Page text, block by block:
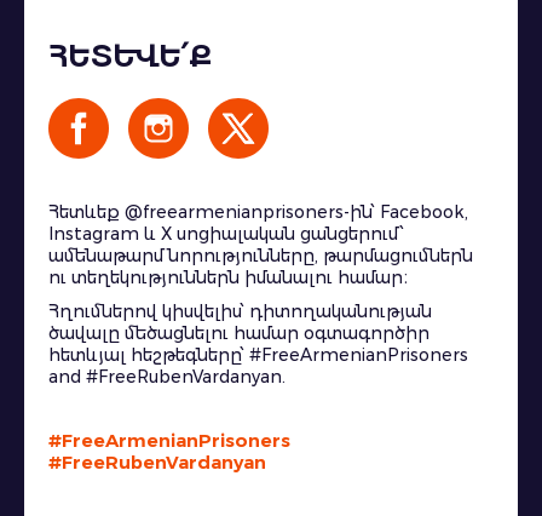
ՀԵՏԵՎԵ՛Ք
Հետևեք @freearmenianprisoners-ին՝ Facebook,
Instagram և X սոցիալական ցանցերում՝
ամենաթարմ նորությունները, թարմացումներն
ու տեղեկություններն իմանալու համար։
Հղումներով կիսվելիս՝ դիտողականության
ծավալը մեծացնելու համար օգտագործիր
հետևյալ հեշթեգները՝ #FreeArmenianPrisoners
and #FreeRubenVardanyan.
#FreeArmenianPrisoners
#FreeRubenVardanyan